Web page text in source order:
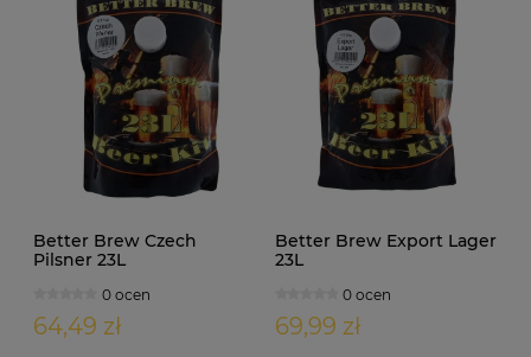
Better Brew Czech
Pilsner 23L
0 ocen
64,49 zł
Better Brew Export Lager
23L
0 ocen
69,99 zł